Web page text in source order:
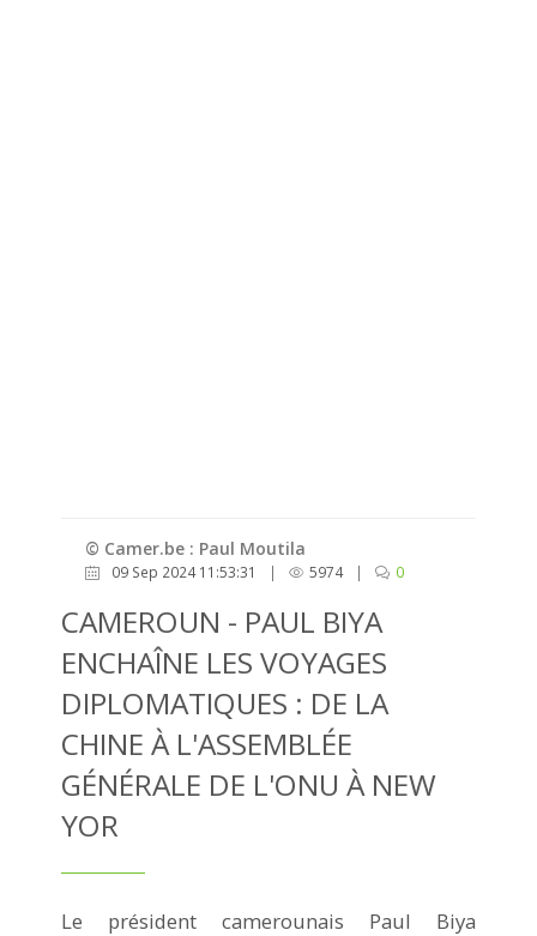
© Camer.be : Paul Moutila
09 Sep 2024 11:53:31 | 5974 | 0
CAMEROUN - PAUL BIYA
ENCHAÎNE LES VOYAGES
DIPLOMATIQUES : DE LA
CHINE À L'ASSEMBLÉE
GÉNÉRALE DE L'ONU À NEW
YOR
Le président camerounais Paul Biya